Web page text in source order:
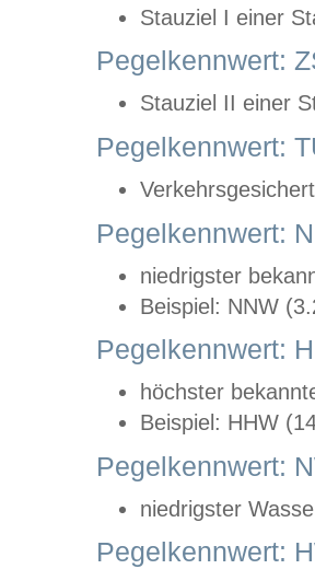
Stauziel I einer
Pegelkennwert:
Stauziel II einer
Pegelkennwert:
Pegelkennwert:
niedrigster
Beispiel: NNW
Pegelkennwert:
höchster
Beispiel: HHW
Pegelkennwert:
niedrigster
Pegelkennwert: